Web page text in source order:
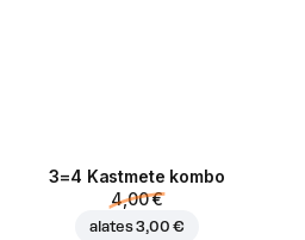
3=4 Kastmete kombo
4,00 €
alates3,00 €